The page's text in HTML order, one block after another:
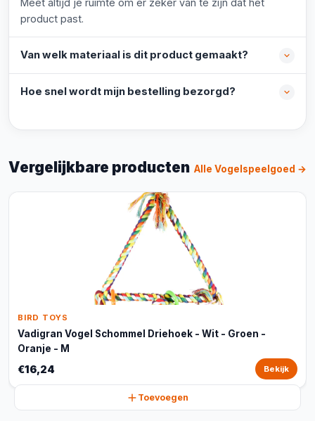
Meet altijd je ruimte om er zeker van te zijn dat het
product past.
Van welk materiaal is dit product gemaakt?
Hoe snel wordt mijn bestelling bezorgd?
Vergelijkbare producten Alle Vogelspeelgoed →
BIRD TOYS
Vadigran Vogel Schommel Driehoek - Wit - Groen -
Oranje - M
€16,24 Bekijk
Toevoegen